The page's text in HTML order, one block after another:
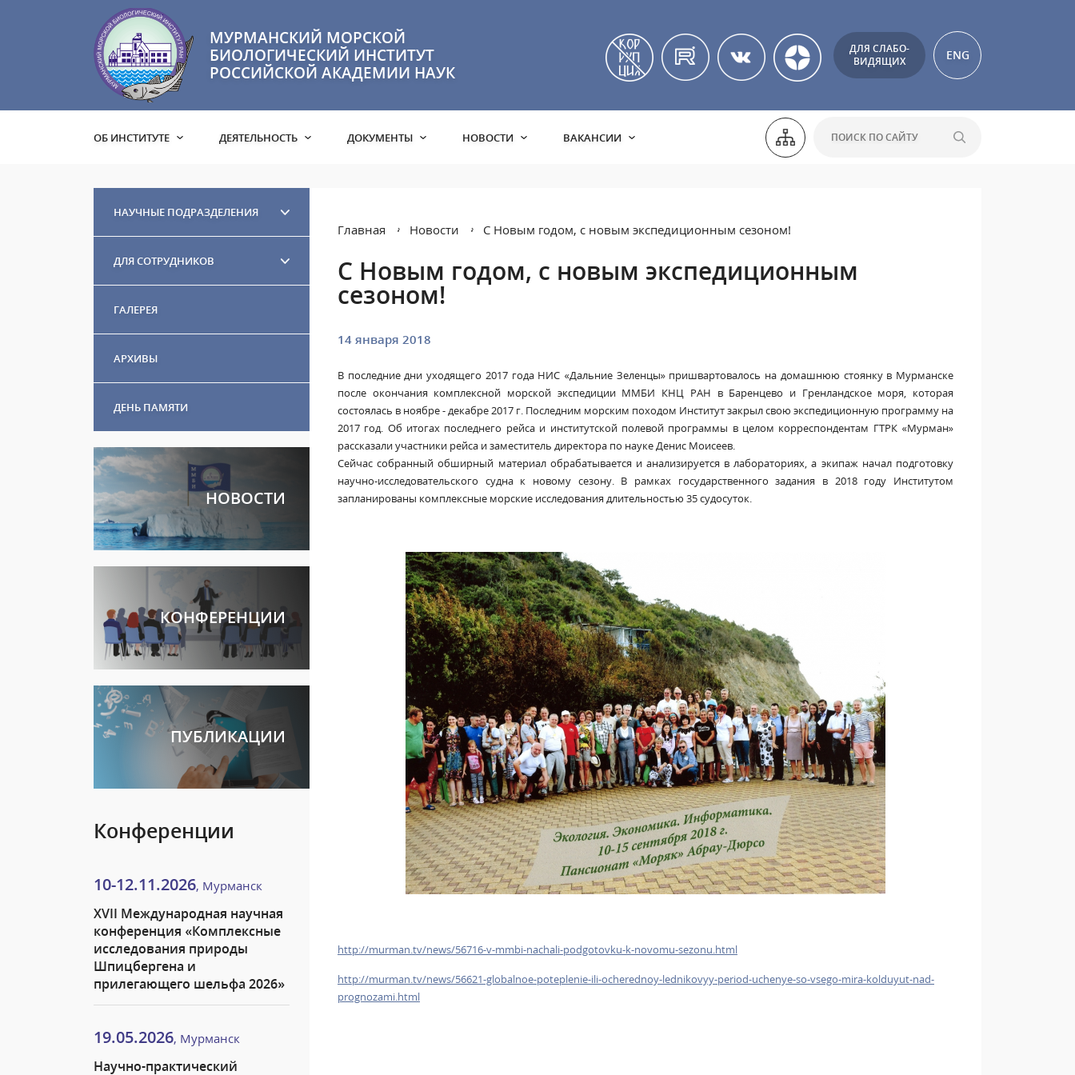
МУРМАНСКИЙ МОРСКОЙ
БИОЛОГИЧЕСКИЙ ИНСТИТУТ
РОССИЙСКОЙ АКАДЕМИИ НАУК
ДЛЯ СЛАБО-
ВИДЯЩИХ
ENG
ОБ ИНСТИТУТЕ ДЕЯТЕЛЬНОСТЬ ДОКУМЕНТЫ НОВОСТИ ВАКАНСИИ
НАУЧНЫЕ ПОДРАЗДЕЛЕНИЯ
ДЛЯ СОТРУДНИКОВ
ГАЛЕРЕЯ
АРХИВЫ
ДЕНЬ ПАМЯТИ
НОВОСТИ
КОНФЕРЕНЦИИ
ПУБЛИКАЦИИ
Конференции
10-12.11.2026, Мурманск
XVII Международная научная
конференция «Комплексные
исследования природы
Шпицбергена и
прилегающего шельфа 2026»
19.05.2026, Мурманск
Научно-практический
Главная Новости C Новым годом, с новым экспедиционным сезоном!
C Новым годом, с новым экспедиционным
сезоном!
14 января 2018
В последние дни уходящего 2017 года НИС «Дальние Зеленцы» пришвартовалось на домашнюю стоянку в Мурманске
после окончания комплексной морской экспедиции ММБИ КНЦ РАН в Баренцево и Гренландское моря, которая
состоялась в ноябре - декабре 2017 г. Последним морским походом Институт закрыл свою экспедиционную программу на
2017 год. Об итогах последнего рейса и институтской полевой программы в целом корреспондентам ГТРК «Мурман»
рассказали участники рейса и заместитель директора по науке Денис Моисеев.
Сейчас собранный обширный материал обрабатывается и анализируется в лабораториях, а экипаж начал подготовку
научно-исследовательского судна к новому сезону. В рамках государственного задания в 2018 году Институтом
запланированы комплексные морские исследования длительностью 35 судосуток.
http://murman.tv/news/56716-v-mmbi-nachali-podgotovku-k-novomu-sezonu.html
http://murman.tv/news/56621-globalnoe-poteplenie-ili-ocherednoy-lednikovyy-period-uchenye-so-vsego-mira-kolduyut-nad-
prognozami.html